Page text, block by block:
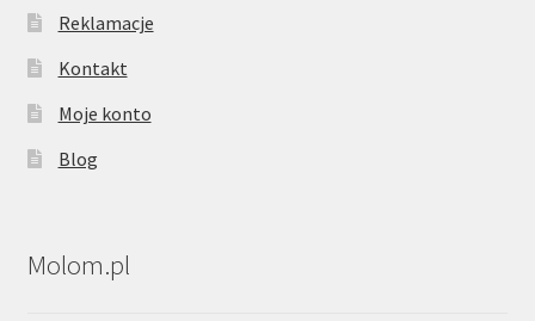
Reklamacje
Kontakt
Moje konto
Blog
Molom.pl